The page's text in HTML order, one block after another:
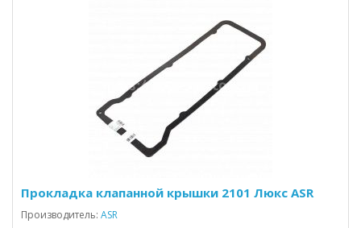
Прокладка клапанной крышки 2101 Люкс ASR
Производитель: ASR